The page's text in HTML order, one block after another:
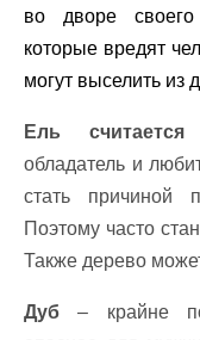
во дворе
которые вредят
могут выселить из
Ель
обладатель и
стать причиной
Поэтому часто
Также дерево
Дуб – крайне